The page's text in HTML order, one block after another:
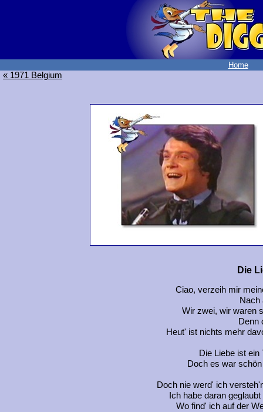
Home
« 1971 Belgium
Die
Ciao, verzeih mir
Nach
Wir zwei, wir waren
Denn
Heut' ist nichts mehr
Die Liebe ist ein
Doch es war
Doch nie werd' ich
Ich habe daran
Wo find' ich auf der